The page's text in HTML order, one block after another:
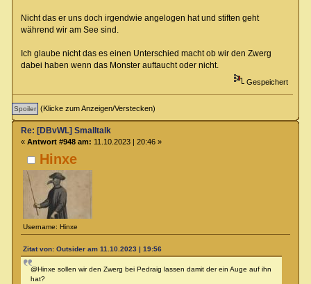
Nicht das er uns doch irgendwie angelogen hat und stiften geht
während wir am See sind.
Ich glaube nicht das es einen Unterschied macht ob wir den Zwerg
dabei haben wenn das Monster auftaucht oder nicht.
Gespeichert
(Klicke zum Anzeigen/Verstecken)
Hinxe
Username: Hinxe
Re: [DBvWL] Smalltalk
« Antwort #948 am: 11.10.2023 | 20:46 »
Zitat von: Outsider am 11.10.2023 | 19:56
@Hinxe sollen wir den Zwerg bei Pedraig lassen damit der ein Auge auf ihn
hat?